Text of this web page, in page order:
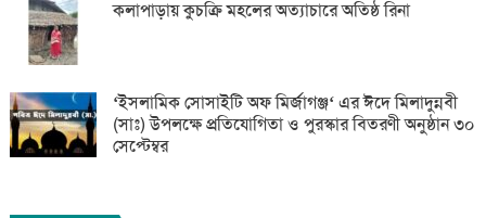
কলাপাড়ায় কুচক্রি মহলের অত্যাচারে অতিষ্ঠ রিনা
‘ইসলামিক সোসাইটি অফ মির্জাগঞ্জ‘ এর ঈদে মিলাদুন্নবী
(সাঃ) উপলক্ষে প্রতিযোগিতা ও পুরস্কার বিতরণী অনুষ্ঠান ৩০
সেপ্টেম্বর